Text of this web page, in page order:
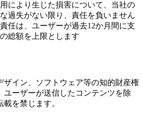
により生じた損害について、当社の
過失がない限り、責任を負いません
任は、ユーザーが過去12か月間に支
総額を上限とします
ザイン、ソフトウェア等の知的財産権
ユーザーが送信したコンテンツを除
を禁じます。